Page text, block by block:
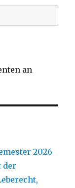
an
2026
der